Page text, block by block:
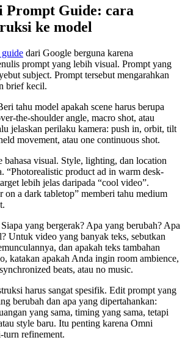
Prompt Guide: cara
ke model
dari Google berguna karena
prompt yang lebih visual. Prompt yang
subject. Prompt tersebut mengarahkan
brief kecil.
tahu model apakah scene harus berupa
the-shoulder angle, macro shot, atau
jelaskan perilaku kamera: push in, orbit, tilt
movement, atau one continuous shot.
bahasa visual. Style, lighting, dan location
“Photorealistic product ad in warm desk-
lebih jelas daripada “cool video”.
on a dark tabletop” memberi tahu medium
yang bergerak? Apa yang berubah? Apa
Untuk video yang banyak teks, sebutkan
dan apakah teks tambahan
katakan apakah Anda ingin room ambience,
beats, atau no music.
harus sangat spesifik. Edit prompt yang
berubah dan apa yang dipertahankan:
yang sama, timing yang sama, tetapi
style baru. Itu penting karena Omni
refinement.